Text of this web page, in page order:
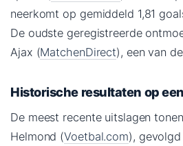
neerkomt op gemiddeld 1,81
De oudste geregistreerde
Ajax (MatchenDirect), een van
Historische resultaten op
De meest recente uitslagen
Helmond (Voetbal.com),